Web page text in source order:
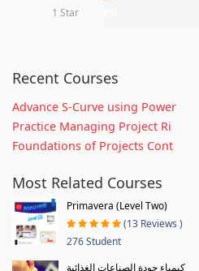
1 Star
Recent Courses
Advance S-Curve using Power
Practice Managing Project Ri
Foundations of Projects Cont
Most Related Courses
Primavera (Level Two)
(13 Reviews )
276 Student
كيمياء جودة الصناعات الغذائية